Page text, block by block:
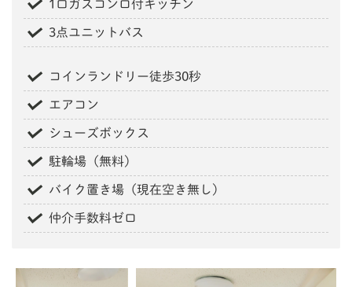
1口ガスコンロ付キッチン
3点ユニットバス
コインランドリー徒歩30秒
エアコン
シューズボックス
駐輪場（無料）
バイク置き場（現在空き無し）
仲介手数料ゼロ